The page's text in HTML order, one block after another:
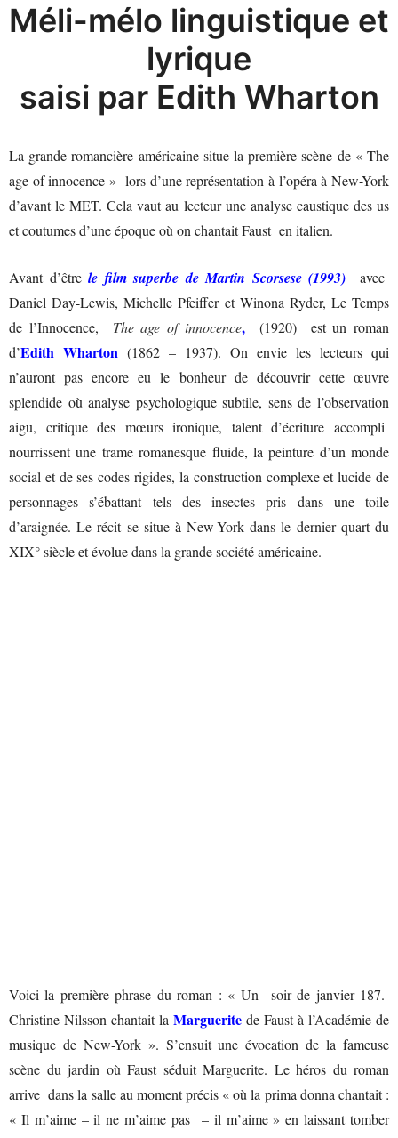
Méli-mélo linguistique et
lyrique
saisi par Edith Wharton
La grande romancière américaine situe la première scène de « The
age of innocence » lors d’une représentation à l’opéra à New-York
d’avant le MET. Cela vaut au lecteur une analyse caustique des us
et coutumes d’une époque où on chantait Faust en italien.
Avant d’être le film superbe de Martin Scorsese (1993) avec
Daniel Day-Lewis, Michelle Pfeiffer et Winona Ryder, Le Temps
de l’Innocence, The age of innocence,(1920) est un roman
d’Edith Wharton (1862 – 1937). On envie les lecteurs qui
n’auront pas encore eu le bonheur de découvrir cette œuvre
splendide où analyse psychologique subtile, sens de l’observation
aigu, critique des mœurs ironique, talent d’écriture accompli
nourrissent une trame romanesque fluide, la peinture d’un monde
social et de ses codes rigides, la construction complexe et lucide de
personnages s’ébattant tels des insectes pris dans une toile
d’araignée. Le récit se situe à New-York dans le dernier quart du
XIX° siècle et évolue dans la grande société américaine.
Voici la première phrase du roman : « Un soir de janvier 187.
Christine Nilsson chantait la Marguerite de Faust à l’Académie de
musique de New-York ». S’ensuit une évocation de la fameuse
scène du jardin où Faust séduit Marguerite. Le héros du roman
arrive dans la salle au moment précis « où la prima donna chantait :
« Il m’aime – il ne m’aime pas – il m’aime » en laissant tomber